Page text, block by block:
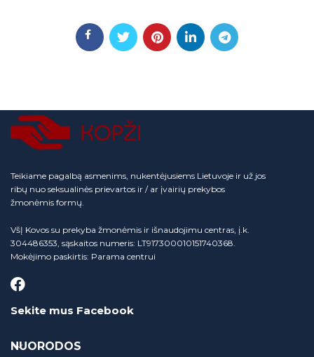
Teikiame pagalbą asmenims, nukentėjusiems Lietuvoje ir už jos
ribų nuo seksualinės prievartos ir / ar įvairių prekybos
žmonėmis formų.
VšĮ Kovos su prekyba žmonėmis ir išnaudojimu centras, į.k.
304486353, sąskaitos numeris: LT917300010151740368.
Mokėjimo paskirtis: Parama centrui
Sekite mus Facebook
NUORODOS